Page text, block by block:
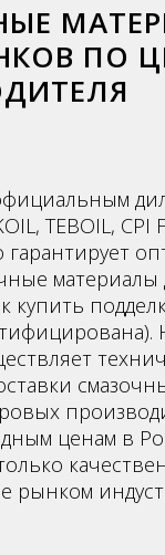
ПО
TEBOIL, CPI
гарантирует
материалы
купить
ценам в
рынком